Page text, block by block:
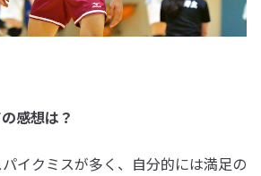
感想は？
イクミスが多く、自分的には満足の